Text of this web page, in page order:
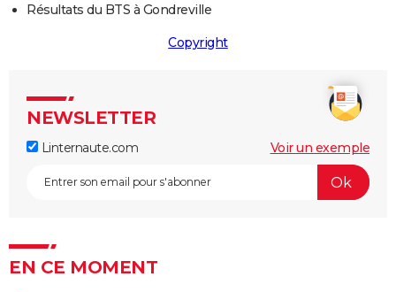
Résultats du BTS à Gondreville
Copyright
NEWSLETTER
Linternaute.com Voir un exemple
EN CE MOMENT